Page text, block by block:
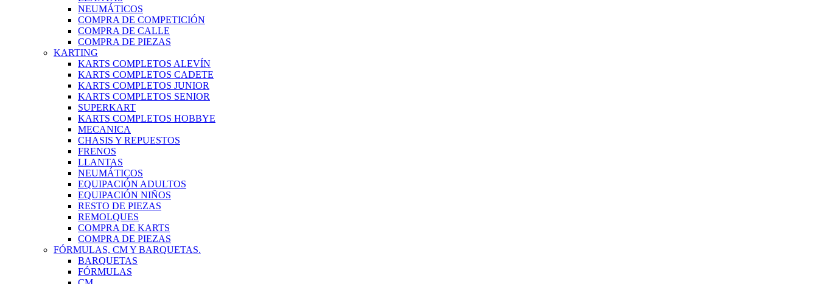
NEUMÁTICOS
COMPRA DE COMPETICIÓN
COMPRA DE CALLE
COMPRA DE PIEZAS
KARTING
KARTS COMPLETOS ALEVÍN
KARTS COMPLETOS CADETE
KARTS COMPLETOS JUNIOR
KARTS COMPLETOS SENIOR
SUPERKART
KARTS COMPLETOS HOBBYE
MECANICA
CHASIS Y REPUESTOS
FRENOS
LLANTAS
NEUMÁTICOS
EQUIPACIÓN ADULTOS
EQUIPACIÓN NIÑOS
RESTO DE PIEZAS
REMOLQUES
COMPRA DE KARTS
COMPRA DE PIEZAS
FÓRMULAS, CM Y BARQUETAS.
BARQUETAS
FÓRMULAS